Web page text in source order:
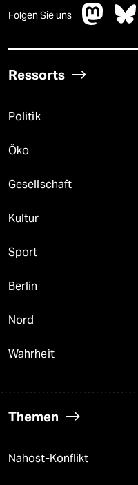
Folgen Sie uns
Ressorts
Politik
Öko
Gesellschaft
Kultur
Sport
Berlin
Nord
Wahrheit
Themen
Nahost-Konflikt